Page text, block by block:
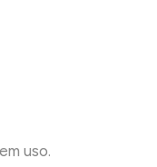
uso.